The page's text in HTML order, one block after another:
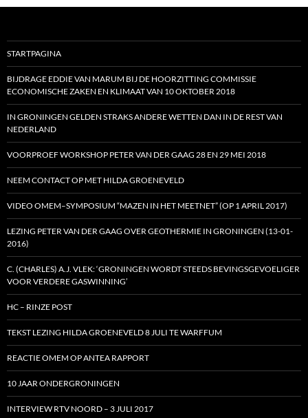
STARTPAGINA
BIJDRAGE EDDIE VAN MARUM BIJ DE HOORZITTING COMMISSIE
ECONOMISCHE ZAKEN EN KLIMAAT VAN 10 OKTOBER 2018
IN GRONINGEN GELDEN STRAKS ANDERE WETTEN DAN IN DE REST VAN
NEDERLAND
VOORPROEF WORKSHOP PETER VAN DER GAAG 28 EN 29 MEI 2018
NEEM CONTACT OP MET HILDA GROENEVELD
VIDEO OMEM–SYMPOSIUM “MAZEN IN HET MEETNET” (OP 1 APRIL 2017)
LEZING PETER VAN DER GAAG OVER GEOTHERMIE IN GRONINGEN (13-01-
2016)
C. (CHARLES) A.J. VLEK: ‘GRONINGEN WORDT STEEDS BEVINGSGEVOELIGER
VOOR VERDERE GASWINNING’
HC – RINZE POST
TEKST LEZING HILDA GROENEVELD 8 JULI TE WARFFUM
REACTIE OMEM OP ANTEA RAPPORT
10 JAAR ONDERGRONINGEN
INTERVIEW RTV NOORD – 3 JULI 2017